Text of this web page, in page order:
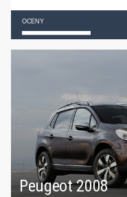
OCENY
Peugeot 2008